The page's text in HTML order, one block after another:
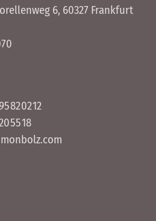
6, 60327 Frankfurt
82 02 12
55 18